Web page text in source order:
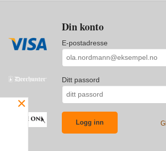
Din konto
E-postadresse
Ditt passord
×